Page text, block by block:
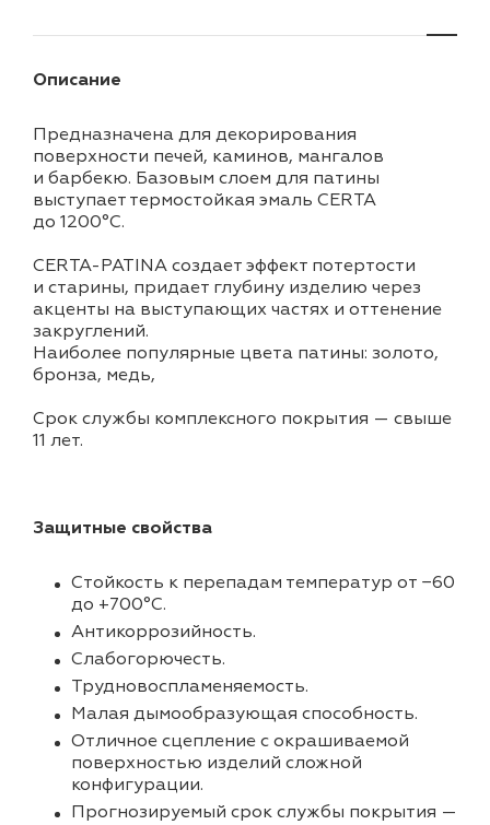
Описание
Предназначена для декорирования
поверхности печей, каминов, мангалов
и барбекю. Базовым слоем для патины
выступает термостойкая эмаль CERTA
до 1200°С.
CERTA-PATINA создает эффект потертости
и старины, придает глубину изделию через
акценты на выступающих частях и оттенение
закруглений.
Наиболее популярные цвета патины: золото,
бронза, медь,
Срок службы комплексного покрытия — свыше
11 лет.
Защитные свойства
Стойкость к перепадам температур от −60
до +700°С.
Антикоррозийность.
Слабогорючесть.
Трудновоспламеняемость.
Малая дымообразующая способность.
Отличное сцепление с окрашиваемой
поверхностью изделий сложной
конфигурации.
Прогнозируемый срок службы покрытия —